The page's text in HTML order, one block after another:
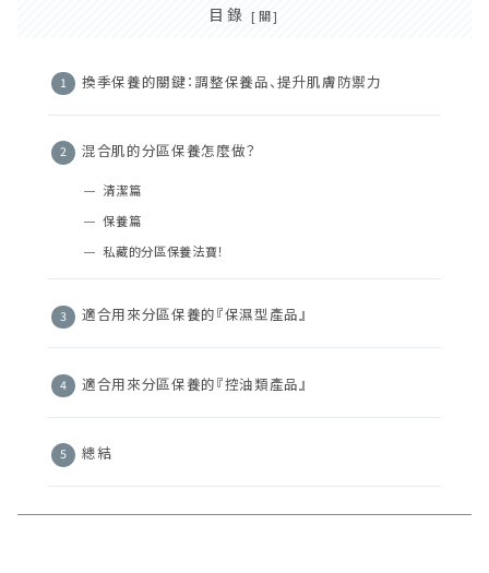
目錄
換季保養的關鍵：調整保養品、提升肌膚防禦力
混合肌的分區保養怎麼做？
清潔篇
保養篇
私藏的分區保養法寶！
適合用來分區保養的『保濕型產品』
適合用來分區保養的『控油類產品』
總結